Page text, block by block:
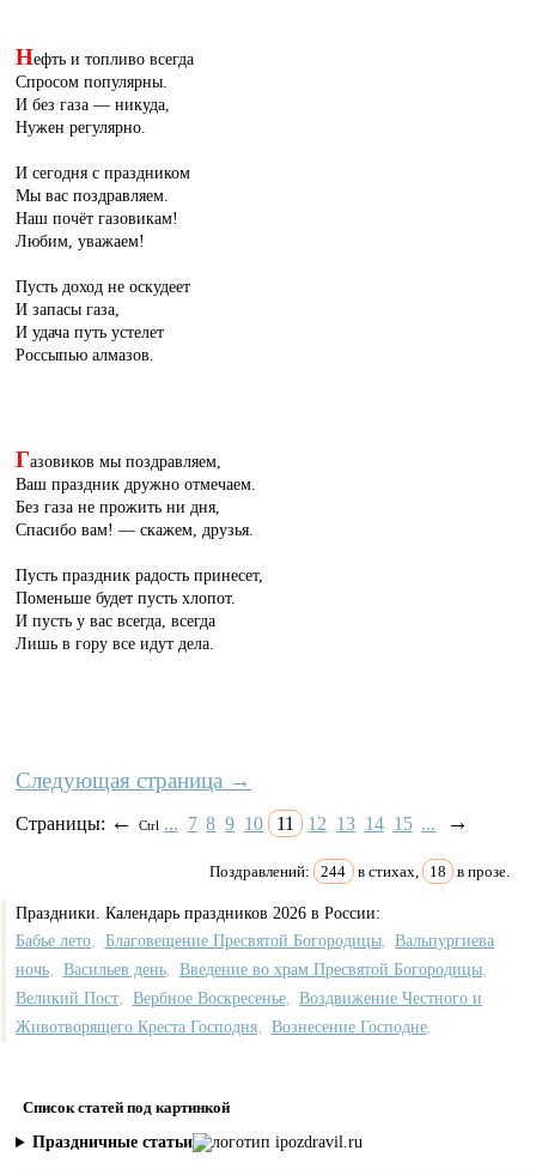
Нефть и топливо всегда
Спросом популярны.
И без газа — никуда,
Нужен регулярно.
И сегодня с праздником
Мы вас поздравляем.
Наш почёт газовикам!
Любим, уважаем!
Пусть доход не оскудеет
И запасы газа,
И удача путь устелет
Россыпью алмазов.
Газовиков мы поздравляем,
Ваш праздник дружно отмечаем.
Без газа не прожить ни дня,
Спасибо вам! — скажем, друзья.
Пусть праздник радость принесет,
Поменьше будет пусть хлопот.
И пусть у вас всегда, всегда
Лишь в гору все идут дела.
Следующая страница →
Страницы: ← Ctrl ... 7 8 9 10 11 12 13 14 15 ... →
Поздравлений: 244 в стихах, 18 в прозе.
Праздники. Календарь праздников 2026 в России:
Бабье лето
Благовещение Пресвятой Богородицы
Вальпургиева
ночь
Васильев день Введение во храм Пресвятой Богородицы
Великий Пост Вербное Воскресенье
Воздвижение Честного и
Животворящего Креста Господня
Вознесение Господне
Список статей под картинкой
Праздничные статьи